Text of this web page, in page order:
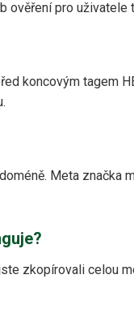
ověření pro uživatele
koncovým tagem
Meta značka
zkopírovali celou